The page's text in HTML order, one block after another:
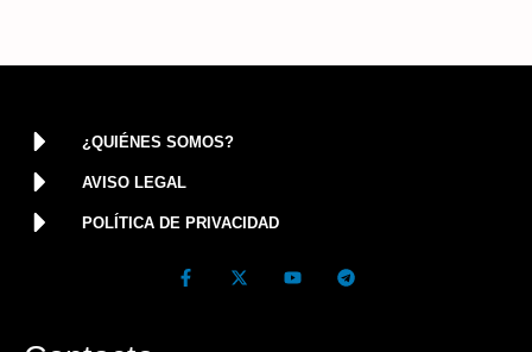
¿QUIÉNES SOMOS?
AVISO LEGAL
POLÍTICA DE PRIVACIDAD